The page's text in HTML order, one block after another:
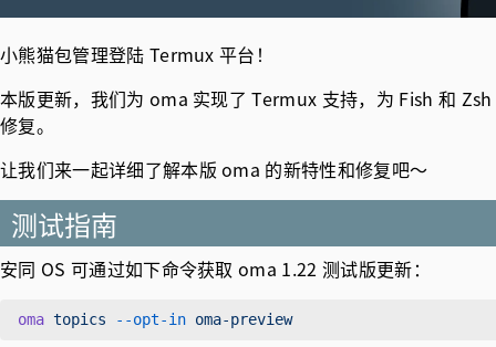
小熊猫包管理登陆 Termux 平台！
本版更新，我们为 oma 实现了 Termux 支持，为 Fish 和
修复。
让我们来一起详细了解本版 oma 的新特性和修复吧～
测试指南
安同 OS 可通过如下命令获取 oma 1.22 测试版更新：
oma topics --opt-in